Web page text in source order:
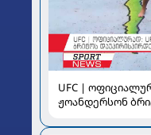
UFC |
ჟოანდერსონ